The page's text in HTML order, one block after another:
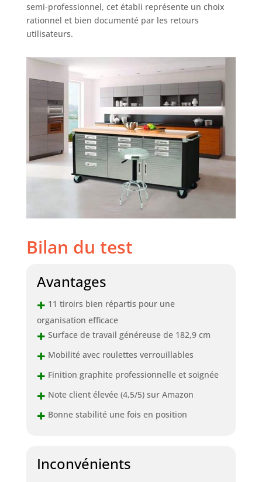
semi-professionnel, cet établi représente un choix
rationnel et bien documenté par les retours
utilisateurs.
Bilan du test
Avantages
+ 11 tiroirs bien répartis pour une
organisation efficace
+ Surface de travail généreuse de 182,9 cm
+ Mobilité avec roulettes verrouillables
+ Finition graphite professionnelle et soignée
+ Note client élevée (4,5/5) sur Amazon
+ Bonne stabilité une fois en position
Inconvénients